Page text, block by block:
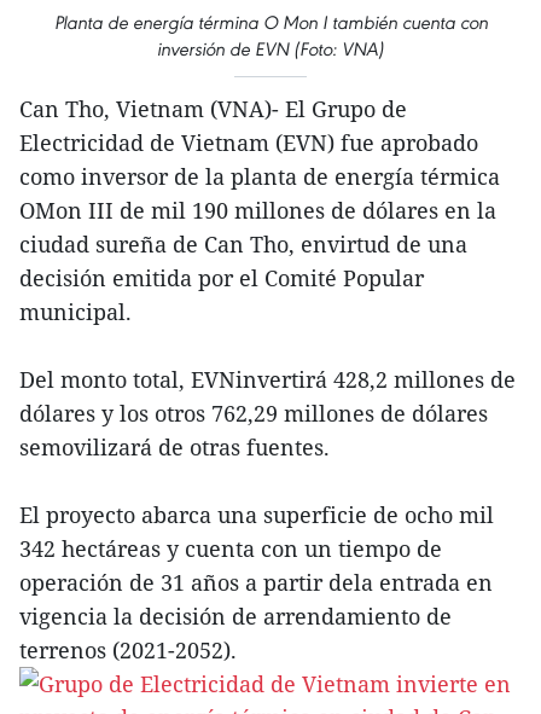
Planta de energía términa O Mon I también cuenta con
inversión de EVN (Foto: VNA)
Can Tho, Vietnam (VNA)- El Grupo de
Electricidad de Vietnam (EVN) fue aprobado
como inversor de la planta de energía térmica
OMon III de mil 190 millones de dólares en la
ciudad sureña de Can Tho, envirtud de una
decisión emitida por el Comité Popular
municipal.
Del monto total, EVNinvertirá 428,2 millones de
dólares y los otros 762,29 millones de dólares
semovilizará de otras fuentes.
El proyecto abarca una superficie de ocho mil
342 hectáreas y cuenta con un tiempo de
operación de 31 años a partir dela entrada en
vigencia la decisión de arrendamiento de
terrenos (2021-2052).